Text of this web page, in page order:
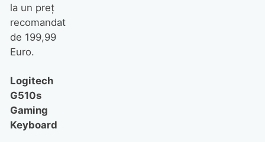
la un preţ
recomandat
de 199,99
Euro.
Logitech
G510s
Gaming
Keyboard